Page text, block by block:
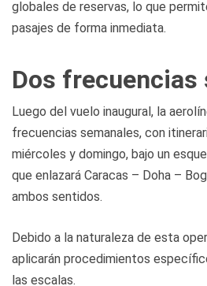
globales de reservas, lo que
pasajes de forma inmediata.
Dos frecuencias
Luego del vuelo inaugural, la
frecuencias semanales, con
miércoles y domingo, bajo un
que enlazará Caracas – Doha –
ambos sentidos.
Debido a la naturaleza de esta
aplicarán procedimientos
las escalas.